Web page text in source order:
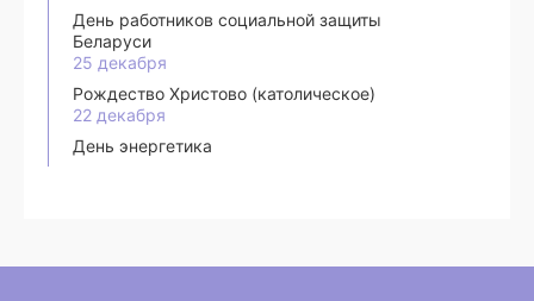
День работников социальной защиты
Беларуси
25 декабря
Рождество Христово (католическое)
22 декабря
День энергетика